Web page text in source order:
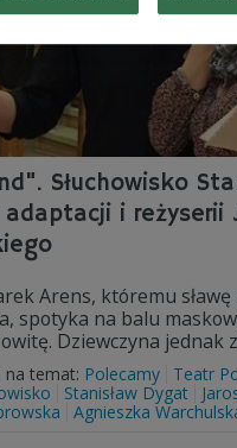
Słuchowisko
i reżyserii
Arens, któremu sławę
spotyka na balu
Dziewczyna jednak
na temat: Polecamy
Teatr
Stanisław Dygat
Agnieszka